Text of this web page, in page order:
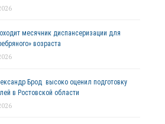
месячник диспансеризации для
возраста
Брод высоко оценил подготовку
в Ростовской области